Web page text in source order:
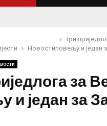
Новости
Три
повељу и један
за
и један за